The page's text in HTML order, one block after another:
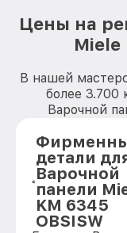
Цены на
Miele
В нашей
более 3.700
Варочной
детали
Варочной
панели
KM 6345
OBSISW